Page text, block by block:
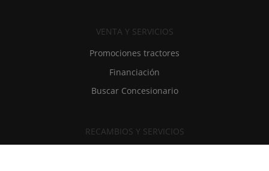
VENTA Y SERVICIOS
Promociones tractores
Financiación
Buscar Concesionario
RECAMBIOS Y SERVICIOS